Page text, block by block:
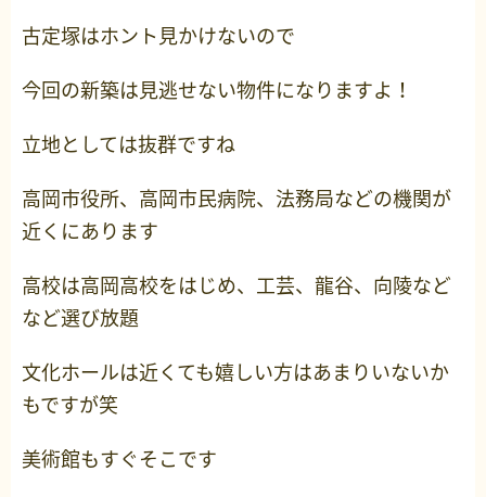
古定塚はホント見かけないので
今回の新築は見逃せない物件になりますよ！
立地としては抜群ですね
高岡市役所、高岡市民病院、法務局などの機関が
近くにあります
高校は高岡高校をはじめ、工芸、龍谷、向陵など
など選び放題
文化ホールは近くても嬉しい方はあまりいないか
もですが笑
美術館もすぐそこです